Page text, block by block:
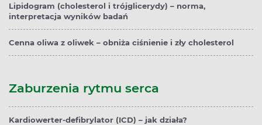
Lipidogram (cholesterol i trójglicerydy) – norma,
interpretacja wyników badań
Cenna oliwa z oliwek – obniża ciśnienie i zły cholesterol
Zaburzenia rytmu serca
Kardiowerter-defibrylator (ICD) – jak działa?